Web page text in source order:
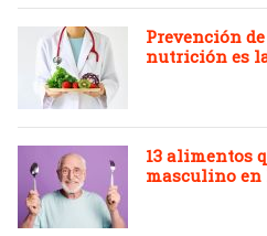
Prevención
nutrición es
13 alimentos
masculino en